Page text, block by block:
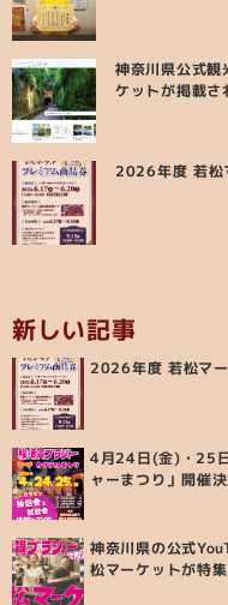
神奈川県公式観
ケットが掲載さ
2026年度 若松
新しい記事
2026年度 若松マ
4月24日(金)・25
ャーまつり」開催決
神奈川県の公式
松マーケットが特